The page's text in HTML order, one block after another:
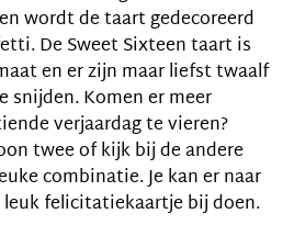
wordt de taart gedecoreerd
De Sweet Sixteen taart is
en er zijn maar liefst twaalf
Komen er meer
verjaardag te vieren?
twee of kijk bij de andere
combinatie. Je kan er naar
felicitatiekaartje bij doen.